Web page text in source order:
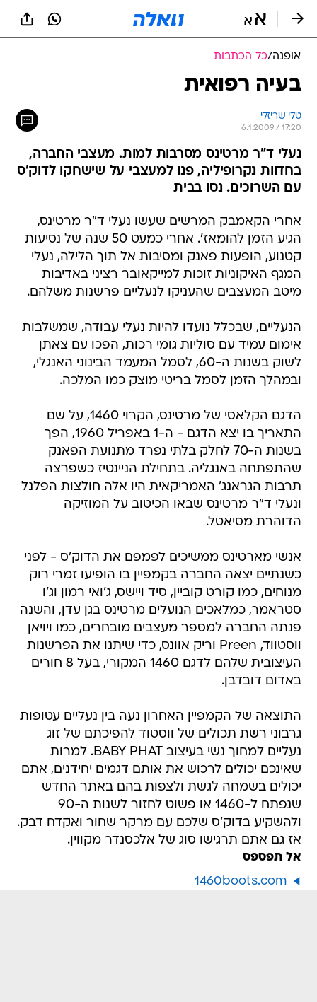
אופנה/כל הכתבות
בעיה רפואית
טלי שריזלי
6.1.2009 / 17:20
נעלי ד"ר מרטינס מסרבות למות. מעצבי החברה,
בחדוות נקרופיליה, פנו למעצבי על שישחקו לדוק'ס
עם השרוכים. נסו בבית
אחרי הקאמבק המרשים שעשו נעלי ד"ר מרטינס,
הגיע הזמן להומאז'. אחרי כמעט 50 שנה של נסיעות
קטנוע, הופעות פאנק ומסיבות אל תוך הלילה, נעלי
המגף האיקוניות זוכות למייקאובר רציני באדיבות
מיטב המעצבים שהעניקו לנעליים פרשנות משלהם.
הנעליים, שבכלל נועדו להיות נעלי עבודה, שמשלבות
אימום עמיד עם סוליות גומי רכות, הפכו עם צאתן
לשוק בשנות ה-60, לסמל המעמד הבינוני האנגלי,
ובמהלך הזמן לסמל בריטי מוצק כמו המלכה.
הדגם הקלאסי של מרטינס, הקרוי 1460, על שם
התאריך בו יצא הדגם - ה-1 באפריל 1960, הפך
בשנות ה-70 לחלק בלתי נפרד מתנועת הפאנק
שהתפתחה באנגליה. בתחילת הניינטיז כשפרצה
תרבות הגראנג' האמריקאית היו אלה חולצות הפלנל
ונעלי ד"ר מרטינס שבאו הכיטוב על המוזיקה
הדוהרת מסיאטל.
אנשי מארטינס ממשיכים לפמפם את הדוק'ס - לפני
כשנתיים יצאה החברה בקמפיין בו הופיעו זמרי רוק
מנוחים, כמו קורט קוביין, סיד ויישס, ג'ואי רמון וג'ו
סטראמר, כמלאכים הנועלים מרטינס בגן עדן, והשנה
פנתה החברה למספר מעצבים מובחרים, כמו ויויאן
ווסטווד, Preen וריק אוונס, כדי שיתנו את הפרשנות
העיצובית שלהם לדגם 1460 המקורי, בעל 8 חורים
באדום דובדבן.
התוצאה של הקמפיין האחרון נעה בין נעליים עטופות
גרבוני רשת תכולים של ווסטוד להפיכתם של זוג
נעליים למחוך נשי בעיצוב BABY PHAT. למרות
שאינכם יכולים לרכוש את אותם דגמים יחידנים, אתם
יכולים בשמחה לגשת ולצפות בהם באתר החדש
שנפתח ל-1460 או פשוט לחזור לשנות ה-90
ולהשקיע בדוק'ס שלכם עם מרקר שחור ואקדח דבק.
אז גם אתם תרגישו סוג של אלכסנדר מקווין.
אל תפספס
1460boots.com